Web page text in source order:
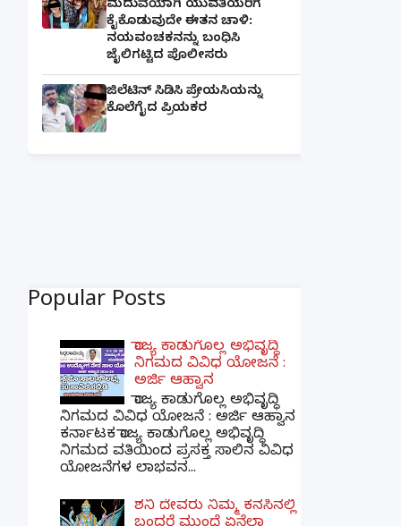
ಮದುವೆಯಾಗಿ ಯುವತಿಯರಿಗೆ
ಕೈಕೊಡುವುದೇ ಈತನ ಚಾಳಿ:
ನಯವಂಚಕನನ್ನು ಬಂಧಿಸಿ
ಜೈಲಿಗಟ್ಟಿದ ಪೊಲೀಸರು
ಜಿಲೆಟಿನ್ ಸಿಡಿಸಿ ಪ್ರೇಯಸಿಯನ್ನು
ಕೊಲೆಗೈದ ಪ್ರಿಯಕರ
Popular Posts
ರಾಜ್ಯ ಕಾಡುಗೊಲ್ಲ ಅಭಿವೃದ್ಧಿ
ನಿಗಮದ ವಿವಿಧ ಯೋಜನೆ :
ಅರ್ಜಿ ಆಹ್ವಾನ
ರಾಜ್ಯ ಕಾಡುಗೊಲ್ಲ ಅಭಿವೃದ್ಧಿ
ನಿಗಮದ ವಿವಿಧ ಯೋಜನೆ : ಅರ್ಜಿ ಆಹ್ವಾನ
ಕರ್ನಾಟಕ ರಾಜ್ಯ ಕಾಡುಗೊಲ್ಲ ಅಭಿವೃದ್ಧಿ
ನಿಗಮದ ವತಿಯಿಂದ ಪ್ರಸಕ್ತ ಸಾಲಿನ ವಿವಿಧ
ಯೋಜನೆಗಳ ಲಾಭವನ...
ಶನಿ ದೇವರು ನಿಮ್ಮ ಕನಸಿನಲ್ಲಿ